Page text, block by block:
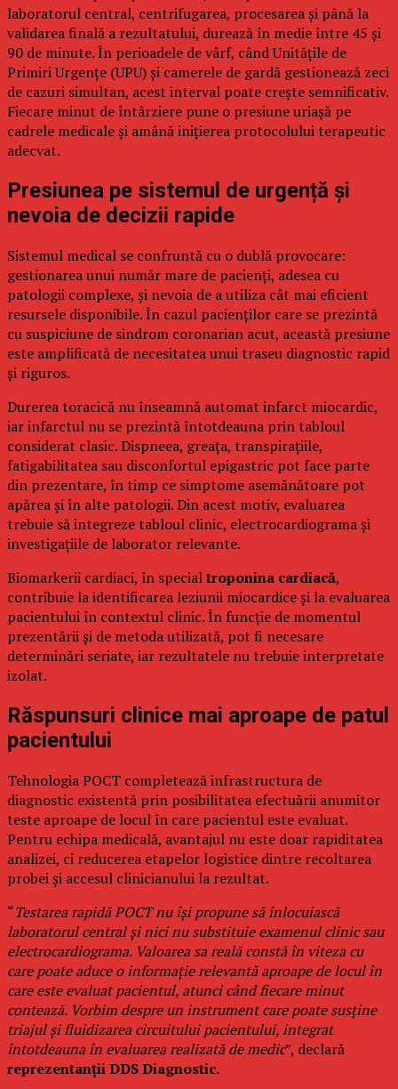
laboratorul central, centrifugarea, procesarea și până la
validarea finală a rezultatului, durează în medie între 45 și
90 de minute. În perioadele de vârf, când Unitățile de
Primiri Urgențe (UPU) și camerele de gardă gestionează zeci
de cazuri simultan, acest interval poate crește semnificativ.
Fiecare minut de întârziere pune o presiune uriașă pe
cadrele medicale și amână inițierea protocolului terapeutic
adecvat.
Presiunea pe sistemul de urgență și
nevoia de decizii rapide
Sistemul medical se confruntă cu o dublă provocare:
gestionarea unui număr mare de pacienți, adesea cu
patologii complexe, și nevoia de a utiliza cât mai eficient
resursele disponibile. În cazul pacienților care se prezintă
cu suspiciune de sindrom coronarian acut, această presiune
este amplificată de necesitatea unui traseu diagnostic rapid
și riguros.
Durerea toracică nu înseamnă automat infarct miocardic,
iar infarctul nu se prezintă întotdeauna prin tabloul
considerat clasic. Dispneea, greața, transpirațiile,
fatigabilitatea sau disconfortul epigastric pot face parte
din prezentare, în timp ce simptome asemănătoare pot
apărea și în alte patologii. Din acest motiv, evaluarea
trebuie să integreze tabloul clinic, electrocardiograma și
investigațiile de laborator relevante.
Biomarkerii cardiaci, în specialtroponina cardiacă,
contribuie la identificarea leziunii miocardice și la evaluarea
pacientului în contextul clinic. În funcție de momentul
prezentării și de metoda utilizată, pot fi necesare
determinări seriate, iar rezultatele nu trebuie interpretate
izolat.
Răspunsuri clinice mai aproape de patul
pacientului
Tehnologia POCT completează infrastructura de
diagnostic existentă prin posibilitatea efectuării anumitor
teste aproape de locul în care pacientul este evaluat.
Pentru echipa medicală, avantajul nu este doar rapiditatea
analizei, ci reducerea etapelor logistice dintre recoltarea
probei și accesul clinicianului la rezultat.
“Testarea rapidă POCT nu își propune să înlocuiască
laboratorul central și nici nu substituie examenul clinic sau
electrocardiograma. Valoarea sa reală constă în viteza cu
care poate aduce o informație relevantă aproape de locul în
care este evaluat pacientul, atunci când fiecare minut
contează. Vorbim despre un instrument care poate susține
triajul și fluidizarea circuitului pacientului, integrat
întotdeauna în evaluarea realizată de medic”, declară
reprezentanții DDS Diagnostic.